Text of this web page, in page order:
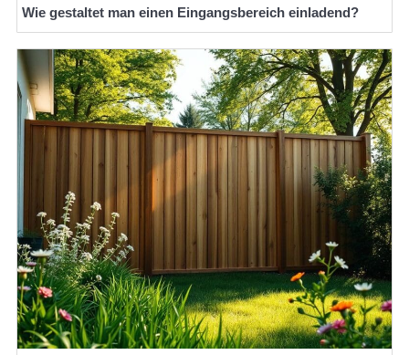
Wie gestaltet man einen Eingangsbereich einladend?